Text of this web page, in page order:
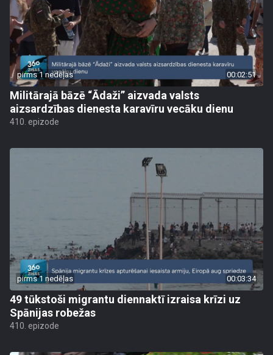
pirms 1 nedēļas 00:02:51
Militārajā bāzē “Ādaži” aizvada valsts
aizsardzības dienesta karavīru vecāku dienu
410. epizode
pirms 1 nedēļas 00:03:34
49 tūkstoši migrantu diennaktī izraisa krīzi uz
Spānijas robežas
410. epizode